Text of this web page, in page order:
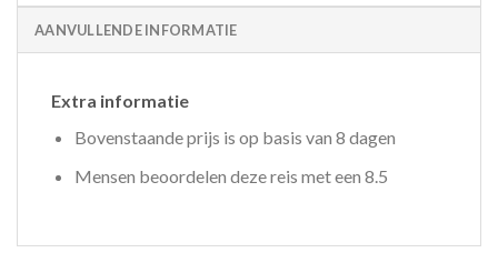
AANVULLENDE INFORMATIE
Extra informatie
Bovenstaande prijs is op basis van 8 dagen
Mensen beoordelen deze reis met een 8.5